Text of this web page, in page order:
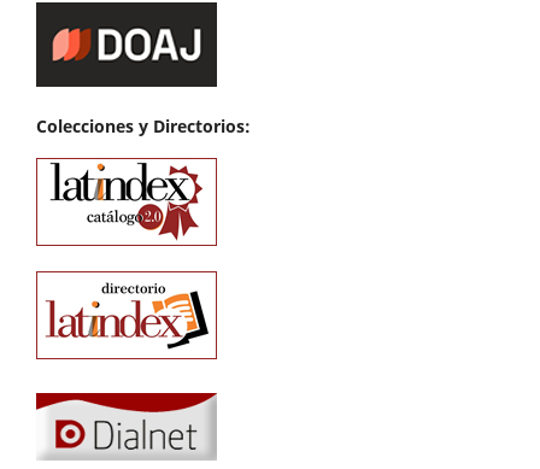
Colecciones y Directorios: